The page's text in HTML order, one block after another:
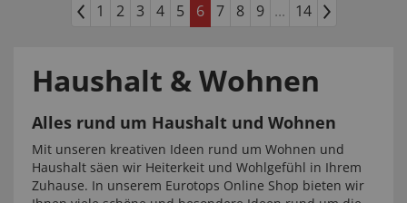
1 2 3 4 5 6 7 8 9 ... 14
Haushalt & Wohnen
Alles rund um Haushalt und Wohnen
Mit unseren kreativen Ideen rund um Wohnen und
Haushalt säen wir Heiterkeit und Wohlgefühl in Ihrem
Zuhause. In unserem Eurotops Online Shop bieten wir